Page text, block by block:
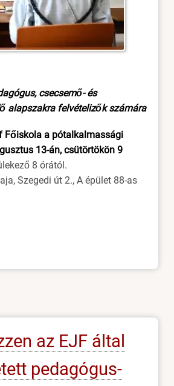
csecsemő- és
alapszakra felvételizők számára
Főiskola a pótalkalmassági
13-án, csütörtökön 9
8 órától.
Szegedi út 2., A épület 88-as
az EJF által
pedagógus-